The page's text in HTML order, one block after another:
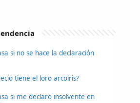
si no se hace la declaración
tiene el loro arcoiris?
si me declaro insolvente en